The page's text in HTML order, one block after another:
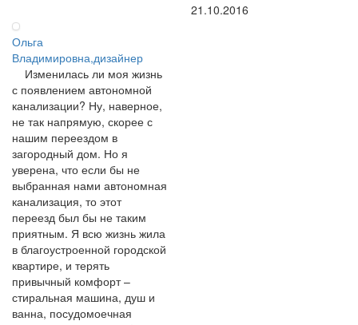
21.10.2016
Ольга
Владимировна,дизайнер
Изменилась ли моя жизнь
с появлением автономной
канализации? Ну, наверное,
не так напрямую, скорее с
нашим переездом в
загородный дом. Но я
уверена, что если бы не
выбранная нами автономная
канализация, то этот
переезд был бы не таким
приятным. Я всю жизнь жила
в благоустроенной городской
квартире, и терять
привычный комфорт –
стиральная машина, душ и
ванна, посудомоечная